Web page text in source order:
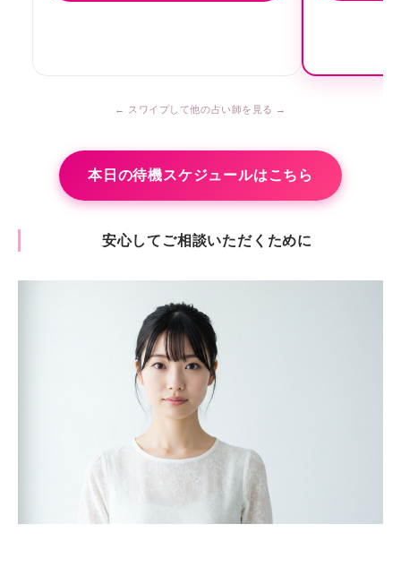
本日の待機スケジュールはこちら
安心してご相談いただくために